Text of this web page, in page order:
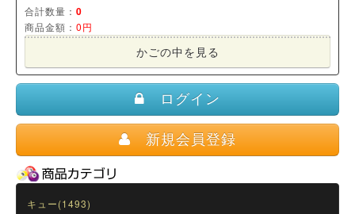
合計数量： 0
商品金額： 0円
かごの中を見る
ログイン
新規会員登録
キュー(1493)